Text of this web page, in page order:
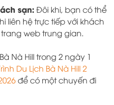
sạn: Đôi khi, bạn có thể
liên hệ trực tiếp với khách
web trung gian.
Nà Hill trong 2 ngày 1
Du Lịch Bà Nà Hill 2
để có một chuyến đi